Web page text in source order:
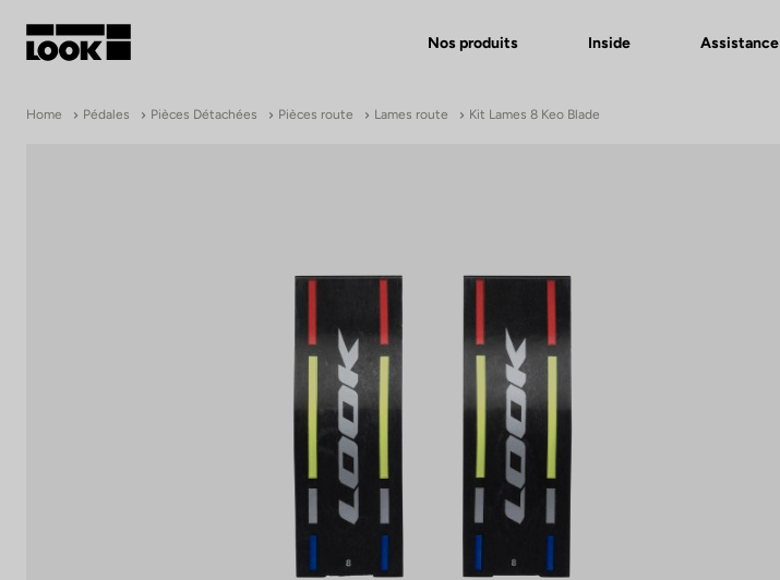
Nos produits Inside Assistance
Home Pédales Pièces Détachées Pièces route Lames route Kit Lames 8 Keo Blade